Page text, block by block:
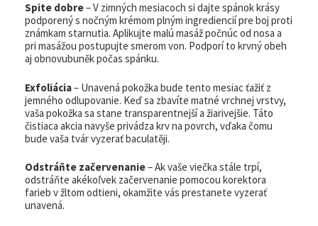
Spite dobre– V zimných mesiacoch si dajte spánok krásy
podporený s nočným krémom plným ingrediencií pre boj proti
známkam starnutia. Aplikujte malú masáž počnúc od nosa a
pri masážou postupujte smerom von. Podporí to krvný obeh
aj obnovubuněk počas spánku.
Exfoliácia– Unavená pokožka bude tento mesiac ťažiť z
jemného odlupovanie. Keď sa zbavíte matné vrchnej vrstvy,
vaša pokožka sa stane transparentnejší a žiarivejšie. Táto
čistiaca akcia navyše privádza krv na povrch, vďaka čomu
bude vaša tvár vyzerať baculatěji.
Odstráňte začervenanie– Ak vaše viečka stále trpí,
odstráňte akékoľvek začervenanie pomocou korektora
farieb v žltom odtieni, okamžite vás prestanete vyzerať
unavená.